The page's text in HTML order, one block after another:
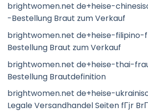
brightwomen.net de+heise-
-Bestellung Braut zum Verkauf
brightwomen.net de+heise-filipino-
Bestellung Braut zum Verkauf
brightwomen.net de+heise-thai-
Bestellung Brautdefinition
brightwomen.net de+heise-
Legale Versandhandel Seiten fГјr